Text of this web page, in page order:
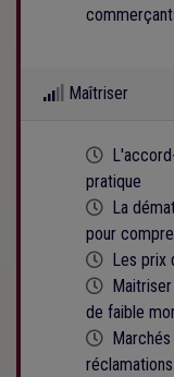
Maîtriser
Cette
pratique
Cette
La
pour
Cette
Les prix
Cette
de faible
Cette